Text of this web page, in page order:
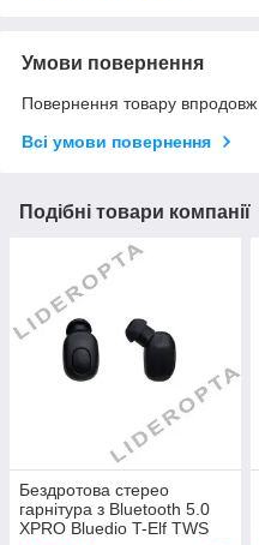
Умови повернення
Повернення товару впродовж
Всі умови повернення
Подібні товари компанії
Бездротова стерео
гарнітура з Bluetooth 5.0
XPRO Bluedio T-Elf TWS